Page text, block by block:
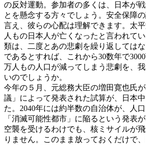
の反対運動。参加者の多くは、日本が
とを懸念する方々でしょう。安全保障
言え、彼らの心配は理解できます。太
人もの日本人が亡くなったと言われて
類は、二度とあの悲劇を繰り返してはな
であるとすれば、これから30数年で
万人もの人口が減ってしまう悲劇を、
いのでしょうか。
今年の５月、元総務大臣の増田寛也氏
議」によって発表された試算が、日本
た。2040年には約半数の自治体が、人
「消滅可能性都市」に陥るという発表
空襲を受けるわけでも、核ミサイルが
りません。このまま放っておくだけで